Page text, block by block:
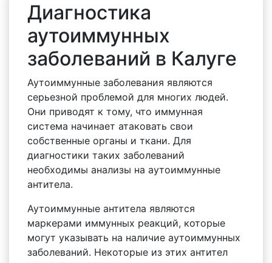
Диагностика
аутоиммунных
заболеваний в Калуге
Аутоиммунные заболевания являются
серьезной проблемой для многих людей.
Они приводят к тому, что иммунная
система начинает атаковать свои
собственные органы и ткани. Для
диагностики таких заболеваний
необходимы анализы на аутоиммунные
антитела.
Аутоиммунные антитела являются
маркерами иммунных реакций, которые
могут указывать на наличие аутоиммунных
заболеваний. Некоторые из этих антител